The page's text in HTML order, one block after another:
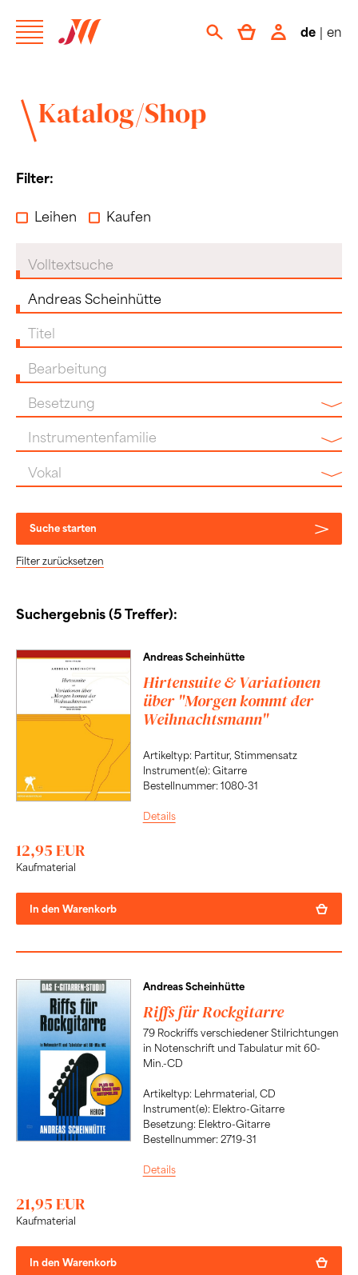
de | en
Katalog/Shop
Filter:
Leihen Kaufen
Suche starten
Filter zurücksetzen
Suchergebnis (5 Treffer):
Andreas Scheinhütte
Hirtensuite & Variationen
über "Morgen kommt der
Weihnachtsmann"
Artikeltyp: Partitur, Stimmensatz
Instrument(e): Gitarre
Bestellnummer: 1080-31
Details
12,95 EUR
Kaufmaterial
In den Warenkorb
Andreas Scheinhütte
Riffs für Rockgitarre
79 Rockriffs verschiedener Stilrichtungen
in Notenschrift und Tabulatur mit 60-
Min.-CD
Artikeltyp: Lehrmaterial, CD
Instrument(e): Elektro-Gitarre
Besetzung: Elektro-Gitarre
Bestellnummer: 2719-31
Details
21,95 EUR
Kaufmaterial
In den Warenkorb